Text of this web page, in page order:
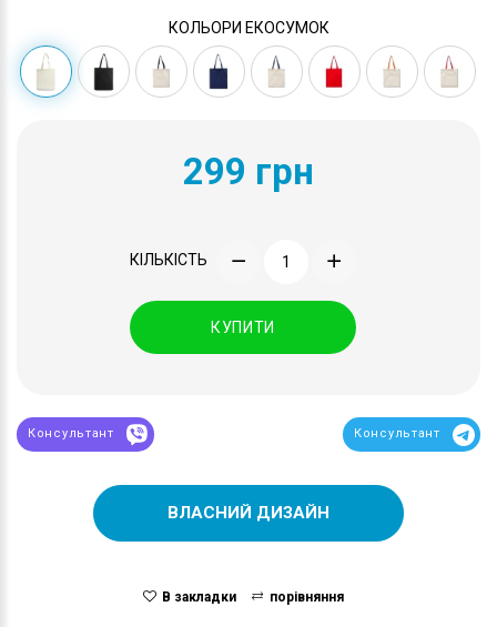
КОЛЬОРИ ЕКОСУМОК
299 грн
КІЛЬКІСТЬ
КУПИТИ
Консультант Консультант
ВЛАСНИЙ ДИЗАЙН
В закладки порівняння